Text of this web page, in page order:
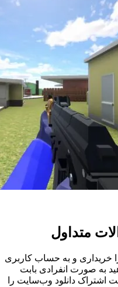
متداول
خریداری و به حساب کاربری
به صورت انفرادی بابت
اشتراک دانلود وب‌سایت را